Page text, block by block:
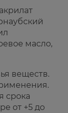
масло,
веществ.
срока
от +5 до